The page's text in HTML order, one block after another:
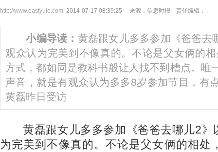
http://www.eastyule.com 2014-07-17 08:39:25 来源：信息时报 责任编辑：
小编导读： 黄磊跟女儿多多参加《爸爸去
观众认为完美到不像真的。不论是父女俩的
方式，都如同是教科书般让人找不到槽点。唯
声音，就是有观众认为多多8岁参加节目，有
黄磊昨日受访
黄磊跟女儿多多参加《爸爸去哪儿2》
为完美到不像真的。不论是父女俩的相处